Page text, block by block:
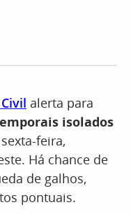
alerta para
isolados
feira,
Há chance de
de galhos,
pontuais.